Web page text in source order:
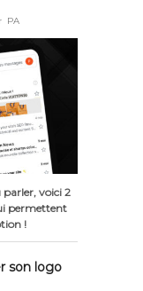
PA
parler, voici 2
permettent
!
son logo